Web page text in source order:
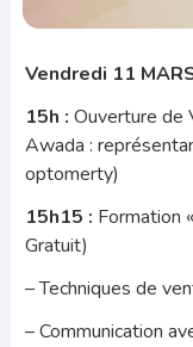
Vendredi 11
15h : Ouverture de
Awada :
optomerty)
15h15 : Formation
Gratuit)
– Techniques de
– Communication